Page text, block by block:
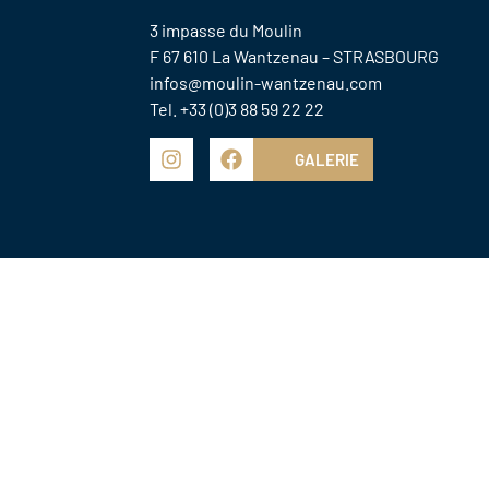
3 impasse du Moulin
F 67 610 La Wantzenau – STRASBOURG
infos@moulin-wantzenau.com
Tel. +33 (0)3 88 59 22 22
GALERIE